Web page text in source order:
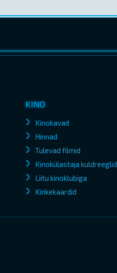
KINO
Kinokavad
Hinnad
Tulevad filmid
Kinokülastaja kuldreeglid
Liitu kinoklubiga
Kinkekaardid